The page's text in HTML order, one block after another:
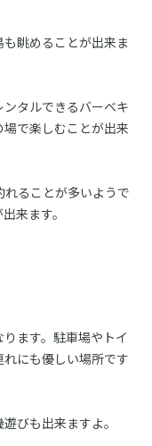
眺めることが出来ま
タルできるバーベキ
で楽しむことが出来
ることが多いようで
来ます。
ます。駐車場やトイ
にも優しい場所です
びも出来ますよ。